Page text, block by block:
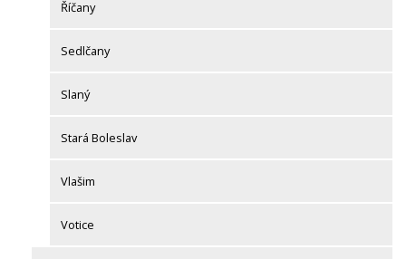
Říčany
Sedlčany
Slaný
Stará Boleslav
Vlašim
Votice